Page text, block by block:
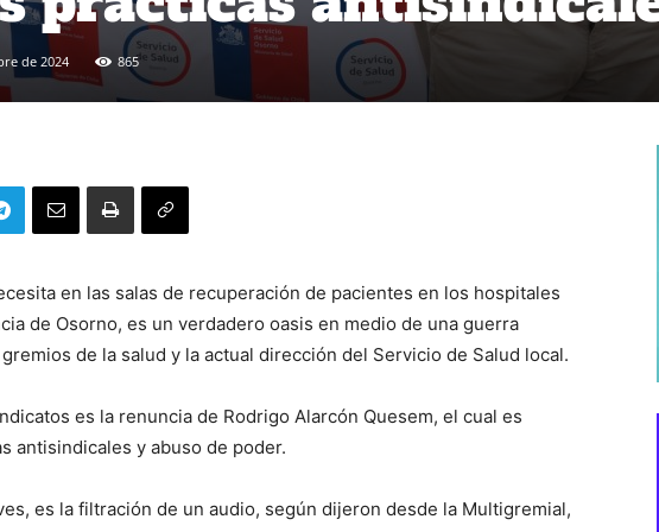
de 2024 865
en las salas de recuperación de pacientes en los hospitales
de Osorno, es un verdadero oasis en medio de una guerra
de la salud y la actual dirección del Servicio de Salud local.
es la renuncia de Rodrigo Alarcón Quesem, el cual es
antisindicales y abuso de poder.
es la filtración de un audio, según dijeron desde la Multigremial,